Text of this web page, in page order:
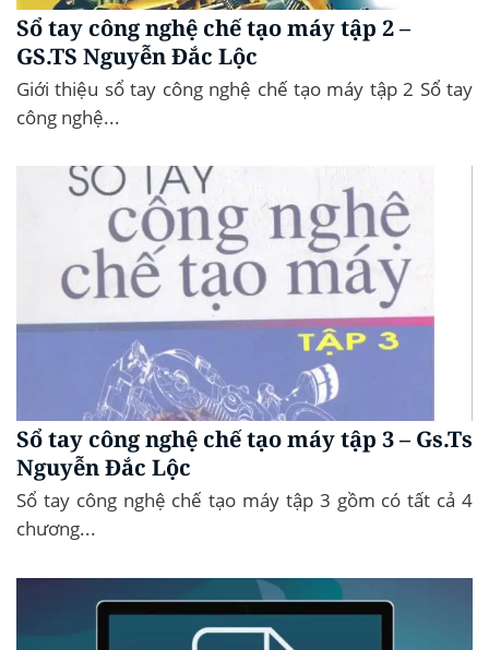
Sổ tay công nghệ chế tạo máy tập 2 –
GS.TS Nguyễn Đắc Lộc
Giới thiệu sổ tay công nghệ chế tạo máy tập 2 Sổ tay
công nghệ...
Sổ tay công nghệ chế tạo máy tập 3 – Gs.Ts
Nguyễn Đắc Lộc
Sổ tay công nghệ chế tạo máy tập 3 gồm có tất cả 4
chương...